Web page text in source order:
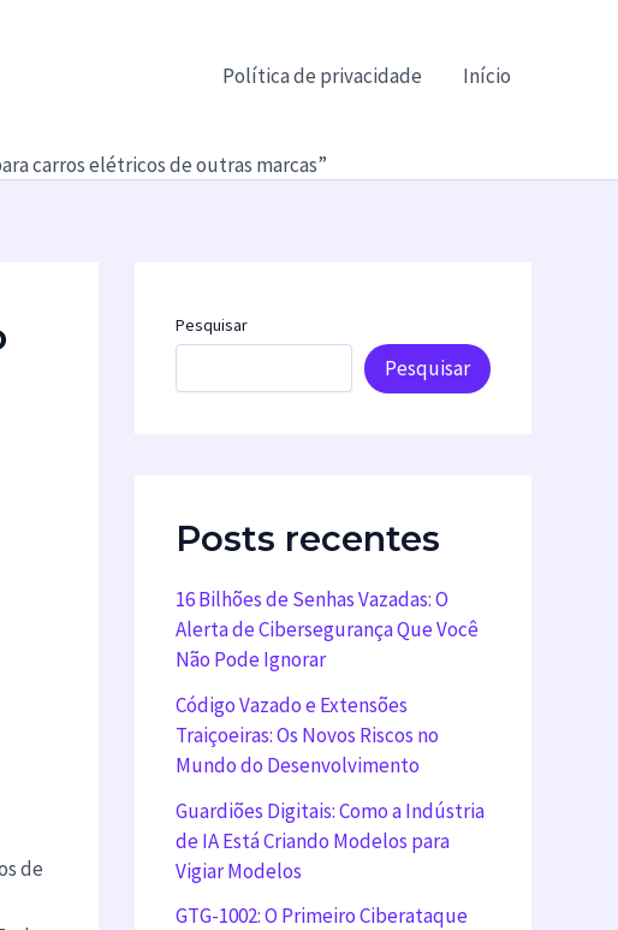
Política de privacidade Início
carros elétricos de outras marcas”
de
Pesquisar
Pesquisar
Posts recentes
16 Bilhões de Senhas Vazadas: O
Alerta de Cibersegurança Que Você
Não Pode Ignorar
Código Vazado e Extensões
Traiçoeiras: Os Novos Riscos no
Mundo do Desenvolvimento
Guardiões Digitais: Como a Indústria
de IA Está Criando Modelos para
Vigiar Modelos
GTG-1002: O Primeiro Ciberataque